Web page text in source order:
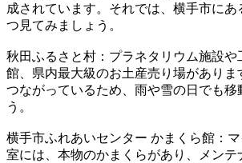
成されています。それでは、横手市にあ
つ見てみましょう。
秋田ふるさと村：プラネタリウム施設や
館、県内最大級のお土産売り場がありま
つながっているため、雨や雪の日でも移
う。
横手市ふれあいセンター かまくら館：
室には、本物のかまくらがあり、メンテ